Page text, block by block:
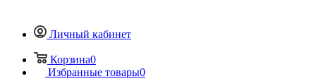
Личный кабинет
Корзина0
Избранные товары0